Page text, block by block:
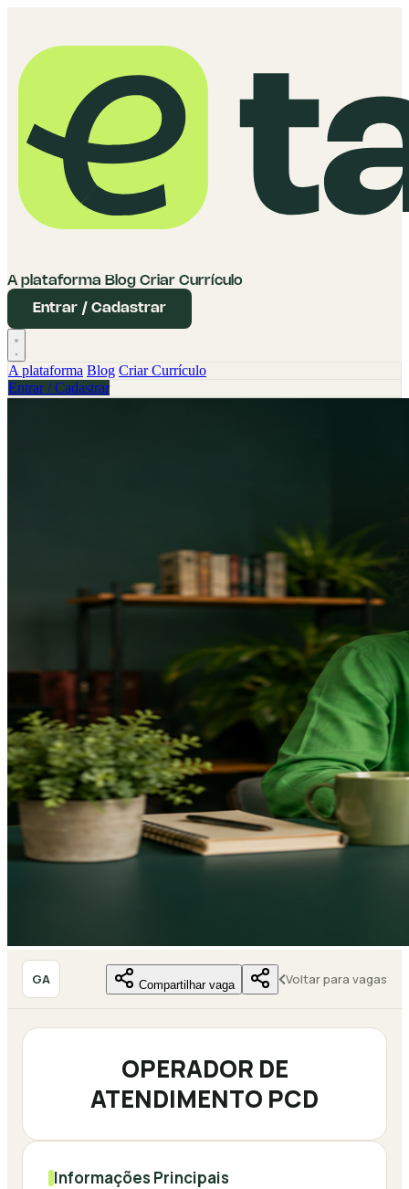
A plataforma Blog Criar Currículo
Entrar / Cadastrar
A plataforma Blog Criar Currículo
Entrar / Cadastrar
GA Compartilhar vaga Voltar para vagas
OPERADOR DE
ATENDIMENTO PCD
Informações Principais